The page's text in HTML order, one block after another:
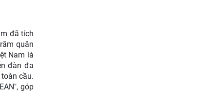
đã tích
quân
Nam là
đàn đa
cầu.
góp